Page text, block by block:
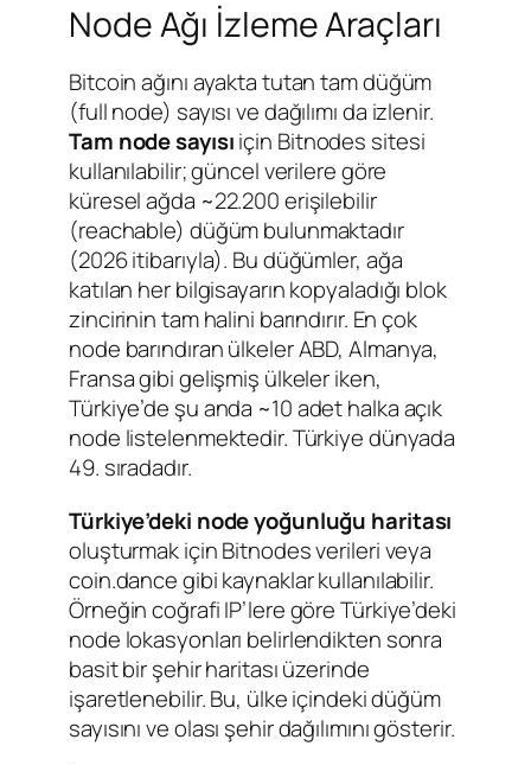
Node Ağı İzleme Araçları
Bitcoin ağını ayakta tutan tam düğüm
(full node) sayısı ve dağılımı da izlenir.
Tam node sayısıiçin Bitnodes sitesi
kullanılabilir; güncel verilere göre
küresel ağda ~22.200 erişilebilir
(reachable) düğüm bulunmaktadır
(2026 itibarıyla). Bu düğümler, ağa
katılan her bilgisayarın kopyaladığı blok
zincirinin tam halini barındırır. En çok
node barındıran ülkeler ABD, Almanya,
Fransa gibi gelişmiş ülkeler iken,
Türkiye’de şu anda ~10 adet halka açık
node listelenmektedir. Türkiye dünyada
49. sıradadır.
Türkiye’deki node yoğunluğu haritası
oluşturmak için Bitnodes verileri veya
coin.dance gibi kaynaklar kullanılabilir.
Örneğin coğrafi IP’lere göre Türkiye’deki
node lokasyonları belirlendikten sonra
basit bir şehir haritası üzerinde
işaretlenebilir. Bu, ülke içindeki düğüm
sayısını ve olası şehir dağılımını gösterir.